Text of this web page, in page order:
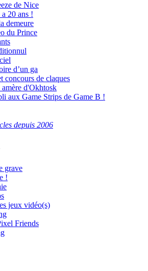
de Nice
20 ans !
demeure
du Prince
d’un ga
concours de claques
d'Okhtosk
aux Game Strips de Game B !
depuis 2006
grave
!
jeux vidéo(s)
Friends